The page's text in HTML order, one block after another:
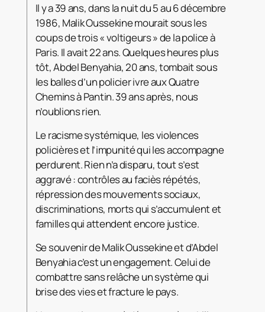
Il y a 39 ans, dans la nuit du 5 au 6 décembre
1986, Malik Oussekine mourait sous les
coups de trois « voltigeurs » de la police à
Paris. Ilavait 22 ans. Quelques heures plus
tôt, Abdel Benyahia, 20 ans, tombait sous
les balles d’un policier ivre aux Quatre
Chemins à Pantin. 39 ans après, nous
n’oublions rien.
Le racisme systémique, les violences
policières et l’impunité qui les accompagne
perdurent. Rien n’a disparu, tout s’est
aggravé : contrôles au faciès répétés,
répression des mouvements sociaux,
discriminations, morts qui s’accumulent et
familles qui attendent encore justice.
Se souvenir de Malik Oussekine et d’Abdel
Benyahia c’est un engagement. Celui de
combattre sans relâche un système qui
brise des vies et fracture le pays.